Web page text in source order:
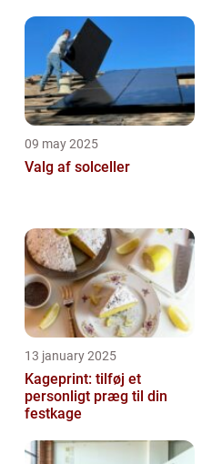
09 may 2025
Valg af solceller
13 january 2025
Kageprint: tilføj et
personligt præg til din
festkage